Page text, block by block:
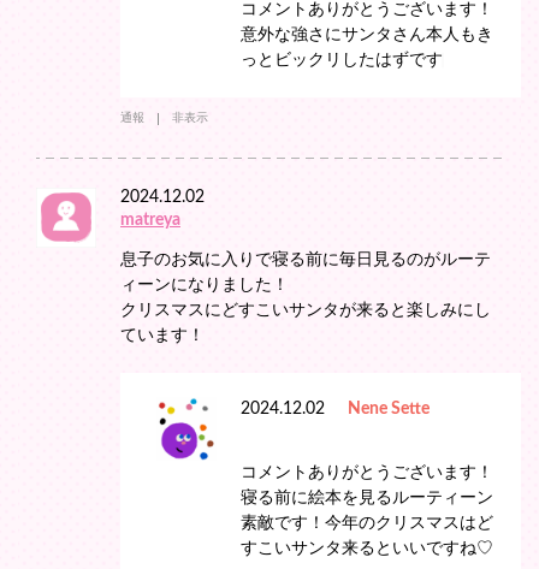
コメントありがとうございます！
意外な強さにサンタさん本人もき
っとビックリしたはずです♩
通報 非表示
2024.12.02
matreya
息子のお気に入りで寝る前に毎日見るのがルーテ
ィーンになりました！
クリスマスにどすこいサンタが来ると楽しみにし
ています！
2024.12.02 Nene Sette
コメントありがとうございます！
寝る前に絵本を見るルーティーン
素敵です！今年のクリスマスはど
すこいサンタ来るといいですね♡